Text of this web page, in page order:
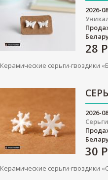
2026-
28
Керамические серьги-гвоздики
2026-
30
Керамические серьги-гвоздики